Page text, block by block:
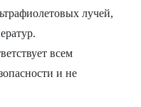
лучей,
всем
и не